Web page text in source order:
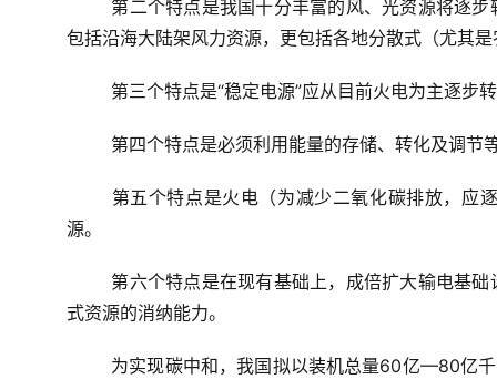
第二个特点是我国十分丰富的风、光资源将逐
包括沿海大陆架风力资源，更包括各地分散式（尤其
第三个特点是“稳定电源”应从目前火电为主逐步
第四个特点是必须利用能量的存储、转化及调节
第五个特点是火电（为减少二氧化碳排放，应
源。
第六个特点是在现有基础上，成倍扩大输电基
式资源的消纳能力。
为实现碳中和，我国拟以装机总量60亿—80亿